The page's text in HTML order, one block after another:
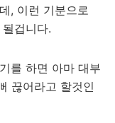
, 이런 기분으로
겁니다.
를 하면 아마 대부
끊어라고 할것인